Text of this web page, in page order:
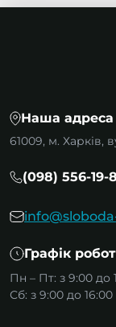
Наша адреса
61009, м. Харків,
(098) 556-19-
Графік
Пн – Пт: з 9:00 до
Сб: з 9:00 до 16:00